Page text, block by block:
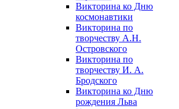
Викторина ко Дню
космонавтики
Викторина по
творчеству А.Н.
Островского
Викторина по
творчеству И. А.
Бродского
Викторина ко Дню
рождения Льва